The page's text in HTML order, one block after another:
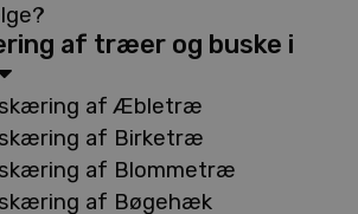
af træer og buske i
af Æbletræ
af Birketræ
af Blommetræ
af Bøgehæk